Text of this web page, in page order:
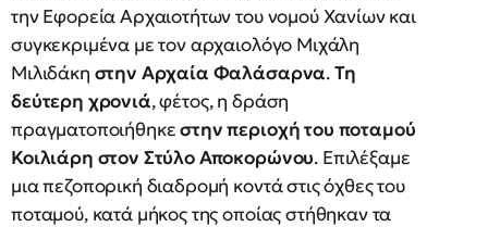
την Εφορεία Αρχαιοτήτων του νομού Χανίων και
συγκεκριμένα με τον αρχαιολόγο Μιχάλη
Μιλιδάκη στην Αρχαία Φαλάσαρνα.Τη
δεύτερη χρονιά, φέτος, η δράση
πραγματοποιήθηκεστην περιοχή του ποταμού
Κοιλιάρη στον Στύλο Αποκορώνου. Επιλέξαμε
μια πεζοπορική διαδρομή κοντά στις όχθες του
ποταμού, κατά μήκος της οποίας στήθηκαν τα